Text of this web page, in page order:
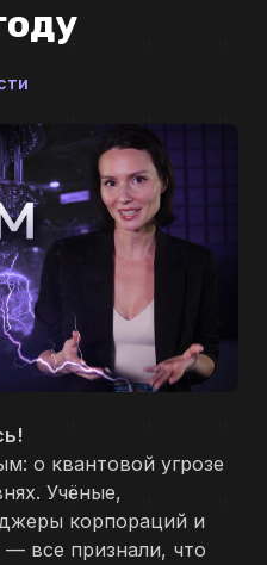
о квантовой угрозе
Учёные,
корпораций и
— все признали, что